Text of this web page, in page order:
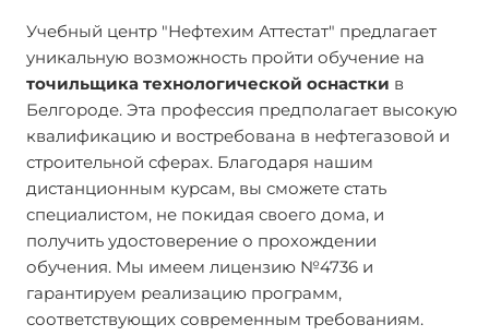
Учебный центр "Нефтехим Аттестат" предлагает
уникальную возможность пройти обучение на
точильщика технологической оснастки в
Белгороде. Эта профессия предполагает высокую
квалификацию и востребована в нефтегазовой и
строительной сферах. Благодаря нашим
дистанционным курсам, вы сможете стать
специалистом, не покидая своего дома, и
получить удостоверение о прохождении
обучения. Мы имеем лицензию №4736 и
гарантируем реализацию программ,
соответствующих современным требованиям.